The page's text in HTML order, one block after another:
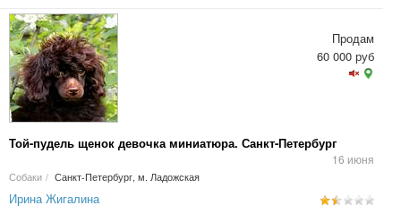
Той-пудель щенок девочка миниатюра. Санкт-Петербург
16 июня
Собаки / Санкт-Петербург, м. Ладожская
Продам
60 000 руб
Ирина Жигалина